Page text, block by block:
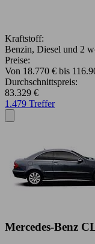
Kraftstoff:
Benzin, Diesel und 2
Preise:
Von 18.770 € bis
Durchschnittspreis:
83.329 €
1.479 Treffer
Mercedes-Benz